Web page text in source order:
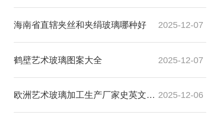
海南省直辖夹丝和夹绢玻璃哪种好 2025-12-07
鹤壁艺术玻璃图案大全 2025-12-07
欧洲艺术玻璃加工生产厂家史英文名词解释 2025-12-06